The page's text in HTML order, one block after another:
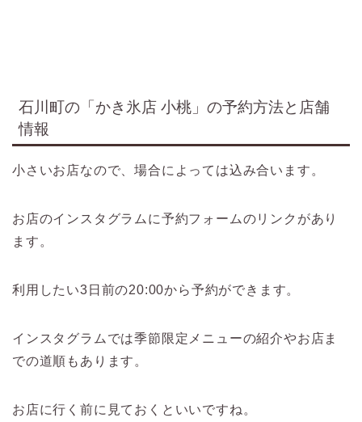
石川町の「かき氷店 小桃」の予約方法と店舗
情報
小さいお店なので、場合によっては込み合います。
お店のインスタグラムに予約フォームのリンクがあり
ます。
利用したい3日前の20:00から予約ができます。
インスタグラムでは季節限定メニューの紹介やお店ま
での道順もあります。
お店に行く前に見ておくといいですね。